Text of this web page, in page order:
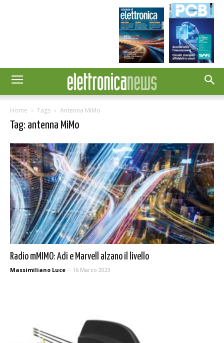
Home Tags Antenna MiMo
Tag: antenna MiMo
Radio mMIMO: Adi e Marvell alzano il livello
Massimiliano Luce - 16 Marzo 2023